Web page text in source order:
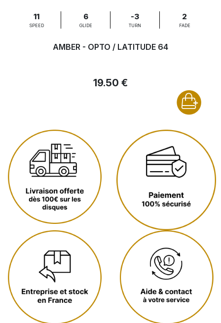
11
SPEED
6
GLIDE
-3
TURN
2
FADE
AMBER - OPTO / LATITUDE 64
19.50 €